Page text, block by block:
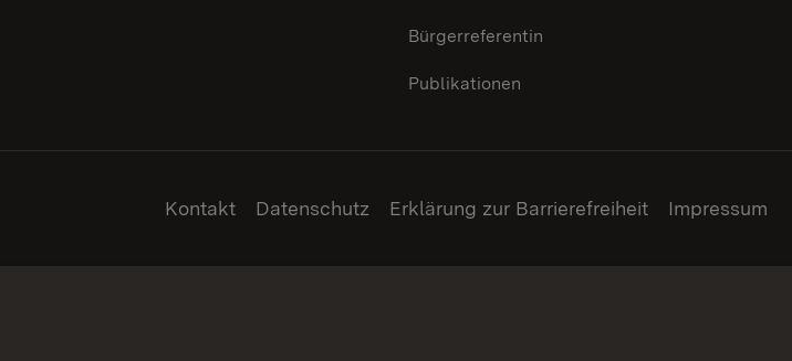
Bürgerreferentin
Publikationen
Kontakt Datenschutz Erklärung zur Barrierefreiheit Impressum